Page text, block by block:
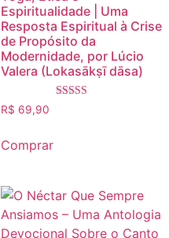
Espiritualidade | Uma
Resposta Espiritual à Crise
de Propósito da
Modernidade, por Lúcio
Valera (Lokasākṣī dāsa)
R$ 69,90
Comprar